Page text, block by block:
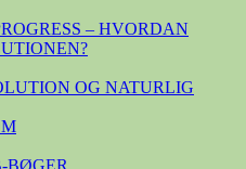
– HVORDAN
OG NATURLIG
BØGER